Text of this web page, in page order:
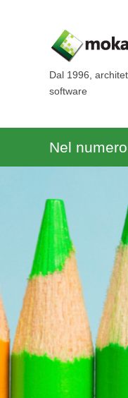
Dal 1996,
software
Nel